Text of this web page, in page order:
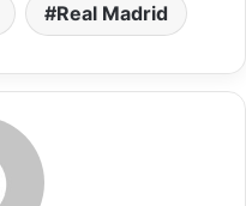
Real Madrid